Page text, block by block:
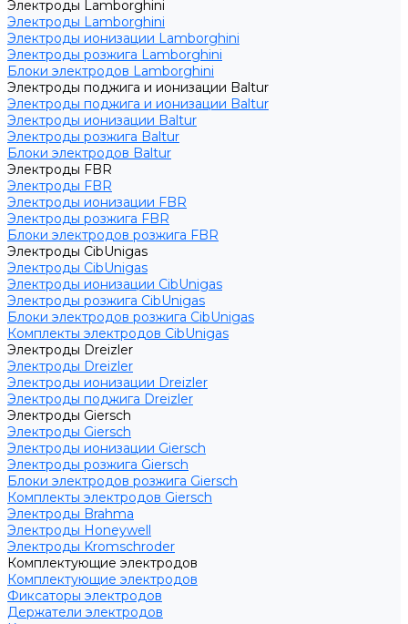
Электроды Lamborghini
Электроды Lamborghini
Электроды ионизации Lamborghini
Электроды розжига Lamborghini
Блоки электродов Lamborghini
Электроды поджига и ионизации Baltur
Электроды поджига и ионизации Baltur
Электроды ионизации Baltur
Электроды розжига Baltur
Блоки электродов Baltur
Электроды FBR
Электроды FBR
Электроды ионизации FBR
Электроды розжига FBR
Блоки электродов розжига FBR
Электроды CibUnigas
Электроды CibUnigas
Электроды ионизации CibUnigas
Электроды розжига CibUnigas
Блоки электродов розжига CibUnigas
Комплекты электродов CibUnigas
Электроды Dreizler
Электроды Dreizler
Электроды ионизации Dreizler
Электроды поджига Dreizler
Электроды Giersch
Электроды Giersch
Электроды ионизации Giersch
Электроды розжига Giersch
Блоки электродов розжига Giersch
Комплекты электродов Giersch
Электроды Brahma
Электроды Honeywell
Электроды Kromschroder
Комплектующие электродов
Комплектующие электродов
Фиксаторы электродов
Держатели электродов